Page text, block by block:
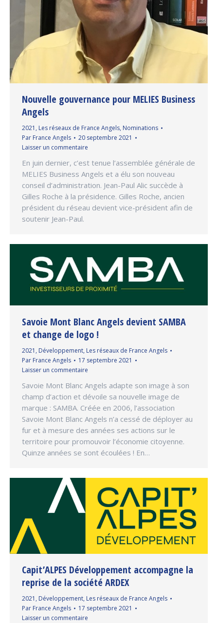
Nouvelle gouvernance pour MELIES Business
Angels
2021 , Les réseaux de France Angels, Nominations
Par France Angels
20 septembre 2021
Laisser un commentaire
En juin dernier, c’est tenue l’assemblée générale de
MELIES Business Angels et a élu son nouveau
conseil d’administration. Jean-Paul Alic succède à
Gilles Roche à la présidence. Gilles Roche, ancien
président du réseau devient vice-président afin de
soutenir Jean-Paul.
Savoie Mont Blanc Angels devient SAMBA
et change de logo !
2021 , Développement, Les réseaux de France Angels
Par France Angels
17 septembre 2021
Laisser un commentaire
Savoie Mont Blanc Angels adapte son image à son
champ d’action et dévoile sa nouvelle image de
marque : SAMBA. Créée en 2006, l’association
Savoie Mont Blanc Angels n’a cessé de déployer au
fur et à mesure des années ses actions sur le
territoire pour promouvoir l’économie citoyenne.
Quinze années se sont écoulées ! En…
Capit’ALPES Développement accompagne la
reprise de la société ARDEX
2021 , Développement, Les réseaux de France Angels
Par France Angels
17 septembre 2021
Laisser un commentaire